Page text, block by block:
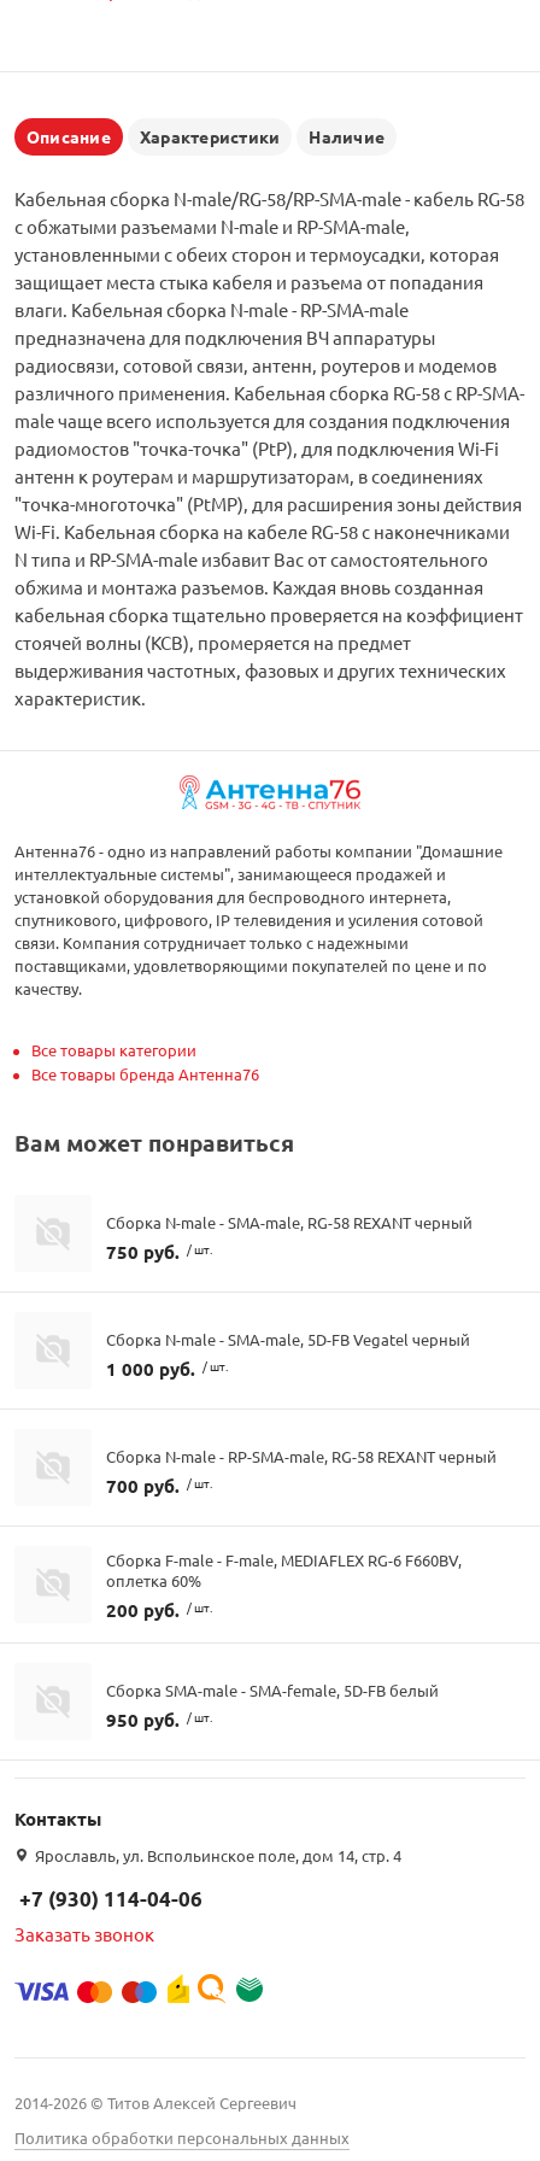
Описание Характеристики Наличие
Кабельная сборка N-male/RG-58/RP-SMA-male - кабель RG-58
с обжатыми разъемами N-male и RP-SMA-male,
установленными с обеих сторон и термоусадки, которая
защищает места стыка кабеля и разъема от попадания
влаги. Кабельная сборка N-male - RP-SMA-male
предназначена для подключения ВЧ аппаратуры
радиосвязи, сотовой связи, антенн, роутеров и модемов
различного применения. Кабельная сборка RG-58 с RP-SMA-
male чаще всего используется для создания подключения
радиомостов "точка-точка" (PtP), для подключения Wi-Fi
антенн к роутерам и маршрутизаторам, в соединениях
"точка-многоточка" (PtMP), для расширения зоны действия
Wi-Fi. Кабельная сборка на кабеле RG-58 с наконечниками
N типа и RP-SMA-male избавит Вас от самостоятельного
обжима и монтажа разъемов. Каждая вновь созданная
кабельная сборка тщательно проверяется на коэффициент
стоячей волны (КСВ), промеряется на предмет
выдерживания частотных, фазовых и других технических
характеристик.
Антенна76 - одно из направлений работы компании "Домашние
интеллектуальные системы", занимающееся продажей и
установкой оборудования для беспроводного интернета,
спутникового, цифрового, IP телевидения и усиления сотовой
связи. Компания сотрудничает только с надежными
поставщиками, удовлетворяющими покупателей по цене и по
качеству.
Все товары категории
Все товары бренда Антенна76
Вам может понравиться
Сборка N-male - SMA-male, RG-58 REXANT черный
750 руб. / шт.
Сборка N-male - SMA-male, 5D-FB Vegatel черный
1 000 руб. / шт.
Сборка N-male - RP-SMA-male, RG-58 REXANT черный
700 руб. / шт.
Сборка F-male - F-male, MEDIAFLEX RG-6 F660BV,
оплетка 60%
200 руб. / шт.
Сборка SMA-male - SMA-female, 5D-FB белый
950 руб. / шт.
Контакты
Ярославль, ул. Вспольинское поле, дом 14, стр. 4
+7 (930) 114-04-06
Заказать звонок
2014-2026 © Титов Алексей Сергеевич
Политика обработки персональных данных